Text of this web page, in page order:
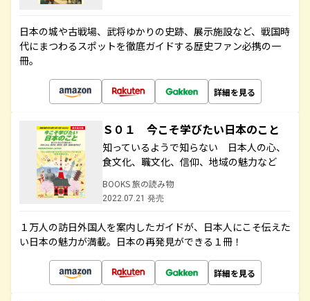
日本の城や古戦場、武将ゆかりの史跡、展示施設など、戦国時
代にまつわるスポットを徹底ガイドする歴史ファン必携の一
冊。
詳細を見る
Ｓ０１ 今こそ学びたい日本のこと
知っているようで知らない 日本人の心、
食文化、職文化、信仰、地域の魅力など
BOOKS 旅の読み物
2022.07.21 発売
１万人の訪日外国人を案内したガイドが、日本人にこそ伝えた
い日本の魅力が満載。日本の再発見ができる１冊！
詳細を見る